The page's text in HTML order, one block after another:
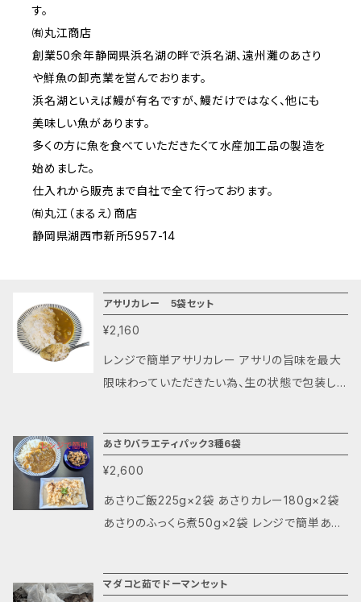
す。
㈲丸江商店
創業50余年静岡県浜名湖の畔で浜名湖、遠州灘のあさり
や鮮魚の卸売業を営んでおります。
浜名湖といえば鰻が有名ですが、鰻だけではなく、他にも
美味しい魚があります。
多くの方に魚を食べていただきたくて水産加工品の製造を
始めました。
仕入れから販売まで自社で全て行っております。
㈲丸江（まるえ）商店
静岡県湖西市新所5957-14
アサリカレー 5袋セット
¥2,160
レンジで簡単アサリカレー アサリの旨味を最大
限味わっていただきたい為、生の状態で包装して
ります。 原材料:あさり 玉ねぎ カレー粉 バ
ター 小麦粉 コンソメ 牛肉だし アレルゲン:
小麦 牛肉 乳製品 一部落花生を含む 保存
方法 要冷凍(−10℃以下) 保存期間 約180日
あさりバラエティパック3種6袋
¥2,600
あさりご飯225g×2袋 あさりカレー180g×2袋
あさりのふっくら煮50g×2袋 レンジで簡単あさ
ます。 あさりのふっくら煮は解凍後すぐ召し上が
マダコと茹でドーマンセット